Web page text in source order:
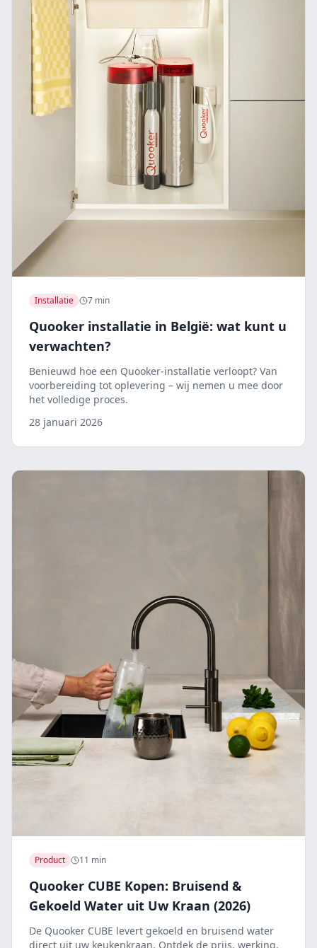
Installatie 7 min
Quooker installatie in België: wat kunt u
verwachten?
Benieuwd hoe een Quooker-installatie verloopt? Van
voorbereiding tot oplevering – wij nemen u mee door
het volledige proces.
28 januari 2026
Product 11 min
Quooker CUBE Kopen: Bruisend &
Gekoeld Water uit Uw Kraan (2026)
De Quooker CUBE levert gekoeld en bruisend water
direct uit uw keukenkraan. Ontdek de prijs, werking,